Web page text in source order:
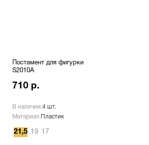
Постамент для фигурки
S2010A
710 р.
В наличии:4 шт.
Материал: Пластик
21,5 19 17